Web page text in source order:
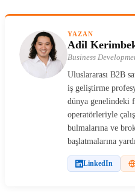
YAZAN
Adil
Business
Uluslararası B2B
iş geliştirme
dünya genelindeki
operatörleriyle
bulmalarına ve
başlatmalarına
LinkedIn